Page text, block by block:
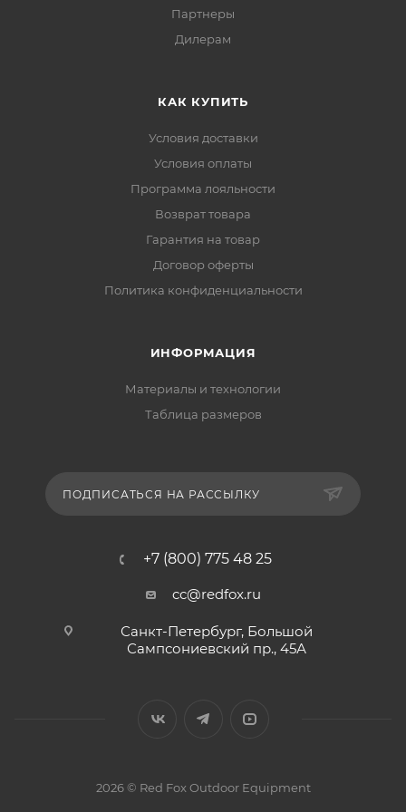
Партнеры
Дилерам
КАК КУПИТЬ
Условия доставки
Условия оплаты
Программа лояльности
Возврат товара
Гарантия на товар
Договор оферты
Политика конфиденциальности
ИНФОРМАЦИЯ
Материалы и технологии
Таблица размеров
ПОДПИСАТЬСЯ НА РАССЫЛКУ
+7 (800) 775 48 25
cc@redfox.ru
Санкт-Петербург, Большой
Сампсониевский пр., 45А
2026 © Red Fox Outdoor Equipment